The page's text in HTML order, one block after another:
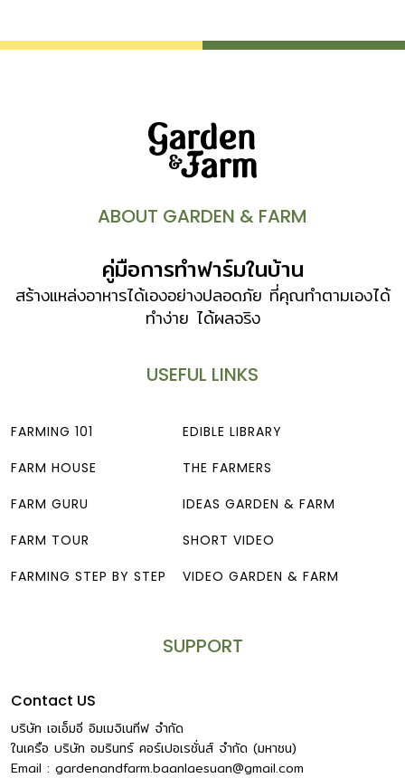
นอกจากนี้กล้วยไม้บางชนิดมีลำต้นเป็นหัวทำหน้าที่เก็บน้ำและสะสม
ตรงข้ามกับใบ หรือออกจากโคนลำลูกกล้วย เป็นดอกสมบูรณ์
เพศมี 6 กลีบ แบ่งเป็น ชั้นนอก คือ กลีบเลี้ยง(sepal) หรือ
กลีบชั้นนอก อยู่ด้านบน 1 กลีบ ด้านล่าง […]
ABOUT GARDEN & FARM
คู่มือการทำฟาร์มในบ้าน
สร้างแหล่งอาหารได้เองอย่างปลอดภัย ที่คุณทำตามเองได้
ทำง่าย ได้ผลจริง
USEFUL LINKS
FARMING 101
FARM HOUSE
FARM GURU
FARM TOUR
FARMING STEP BY STEP
EDIBLE LIBRARY
THE FARMERS
IDEAS GARDEN & FARM
SHORT VIDEO
VIDEO GARDEN & FARM
SUPPORT
Contact US
บริษัท เอเอ็มอี อิมเมจิเนทีฟ จำกัด
ในเครือ บริษัท อมรินทร์ คอร์เปอเรชั่นส์ จำกัด (มหาชน)
Email : gardenandfarm.baanlaesuan@gmail.com